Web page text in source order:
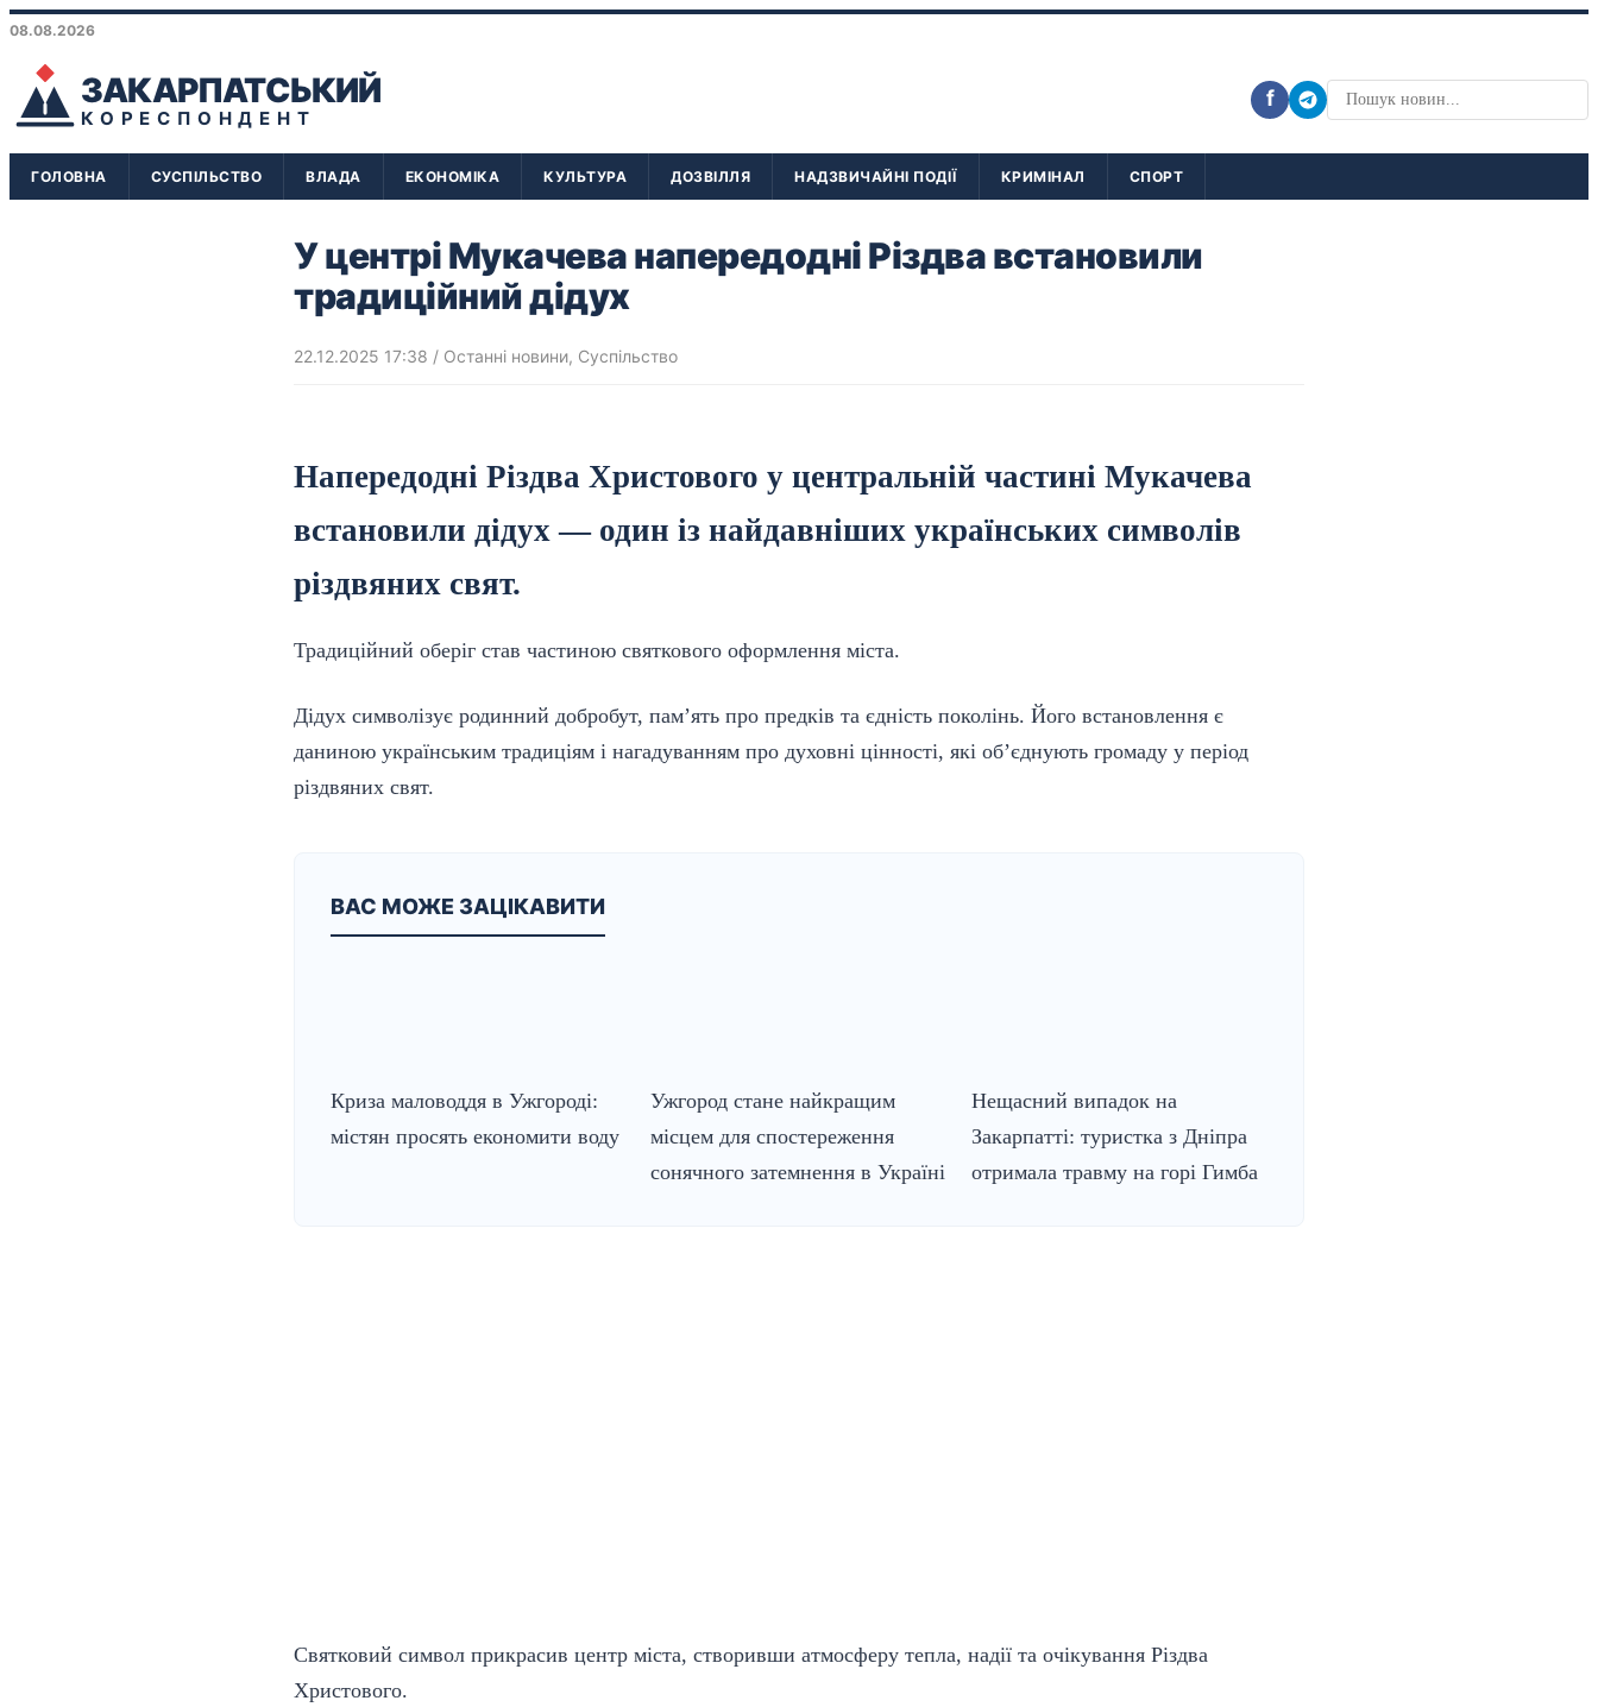
08.08.2026
ЗАКАРПАТСЬКИЙ
КОРЕСПОНДЕНТ
f
ГОЛОВНА СУСПІЛЬСТВО ВЛАДА ЕКОНОМІКА КУЛЬТУРА ДОЗВІЛЛЯ НАДЗВИЧАЙНІ ПОДІЇ КРИМІНАЛ СПОРТ
У центрі Мукачева напередодні Різдва встановили
традиційний дідух
22.12.2025 17:38 / Останні новини, Суспільство
Напередодні Різдва Христового у центральній частині Мукачева
встановили дідух — один із найдавніших українських символів
різдвяних свят.
Традиційний оберіг став частиною святкового оформлення міста.
Дідух символізує родинний добробут, пам’ять про предків та єдність поколінь. Його встановлення є
даниною українським традиціям і нагадуванням про духовні цінності, які об’єднують громаду у період
різдвяних свят.
ВАС МОЖЕ ЗАЦІКАВИТИ
Криза маловоддя в Ужгороді:
містян просять економити воду
Ужгород стане найкращим
місцем для спостереження
сонячного затемнення в Україні
Нещасний випадок на
Закарпатті: туристка з Дніпра
отримала травму на горі Гимба
Святковий символ прикрасив центр міста, створивши атмосферу тепла, надії та очікування Різдва
Христового.